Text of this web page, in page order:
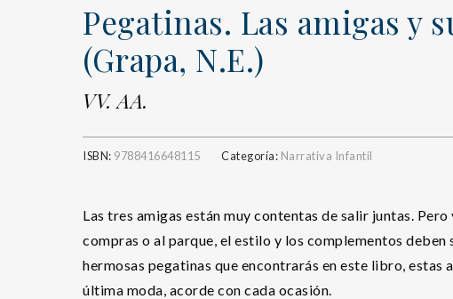
Pegatinas. Las amigas y
(Grapa, N.E.)
VV. AA.
ISBN: 9788416648115 Categoría: Narrativa Infantil
Las tres amigas están muy contentas de salir juntas. Pero
compras o al parque, el estilo y los complementos deben
hermosas pegatinas que encontrarás en este libro, estas
última moda, acorde con cada ocasión.